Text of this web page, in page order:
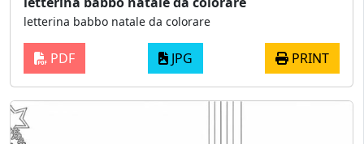
letterina babbo natale da colorare
PDF JPG PRINT